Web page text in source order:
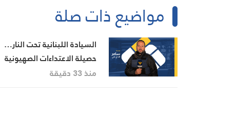
مواضيع ذات صلة
السيادة اللبنانية تحت النار…
حصيلة الاعتداءات الصهيونية
في جنوب لبنان اليوم
منذ 33 دقيقة